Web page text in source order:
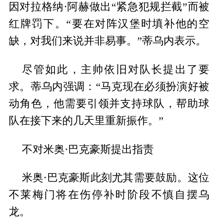
因对拉格纳·阿赫做出“紧急犯规拦截”而被
红牌罚下。“要在对阵汉堡时填补他的空
缺，对我们来说并非易事。”蒂乌内表示。
尽管如此，主帅依旧对队长提出了要
求。蒂乌内强调：“马克现在必须扮演好被
动角色，他需要引领并支持球队，帮助球
队在接下来的几天里重新振作。”
不对米奥·巴克豪斯提出指责
米奥·巴克豪斯此刻尤其需要鼓励。这位
不莱梅门将在伤停补时阶段不慎自摆乌
龙。